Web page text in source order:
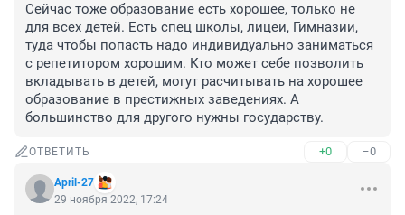
Сейчас тоже образование есть хорошее, только не
для всех детей. Есть спец школы, лицеи, Гимназии,
туда чтобы попасть надо индивидуально заниматься
с репетитором хорошим. Кто может себе позволить
вкладывать в детей, могут расчитывать на хорошее
образование в престижных заведениях. А
большинство для другого нужны государству.
ОТВЕТИТЬ +0 –0
April-27
29 ноября 2022, 17:24